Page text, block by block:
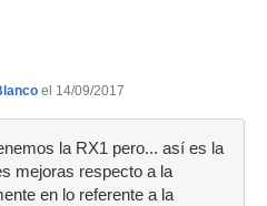
el 14/09/2017
la RX1 pero... así es la
mejoras respecto a la
en lo referente a la